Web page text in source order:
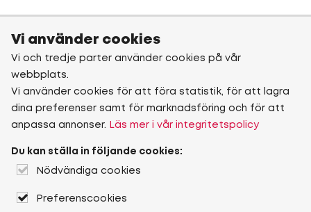
Vi använder cookies
Vi och tredje parter använder cookies på vår
webbplats.
Vi använder cookies för att föra statistik, för att lagra
dina preferenser samt för marknadsföring och för att
anpassa annonser.
Läs mer i vår integritetspolicy
Du kan ställa in följande cookies:
Nödvändiga cookies
Preferenscookies